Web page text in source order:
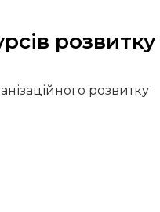
розвитку
розвитку